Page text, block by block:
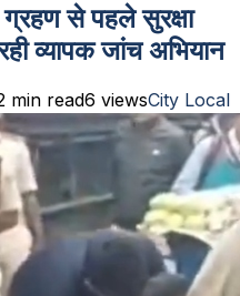
से पहले सुरक्षा
व्यापक जांच अभियान
min read6 viewsCity Local